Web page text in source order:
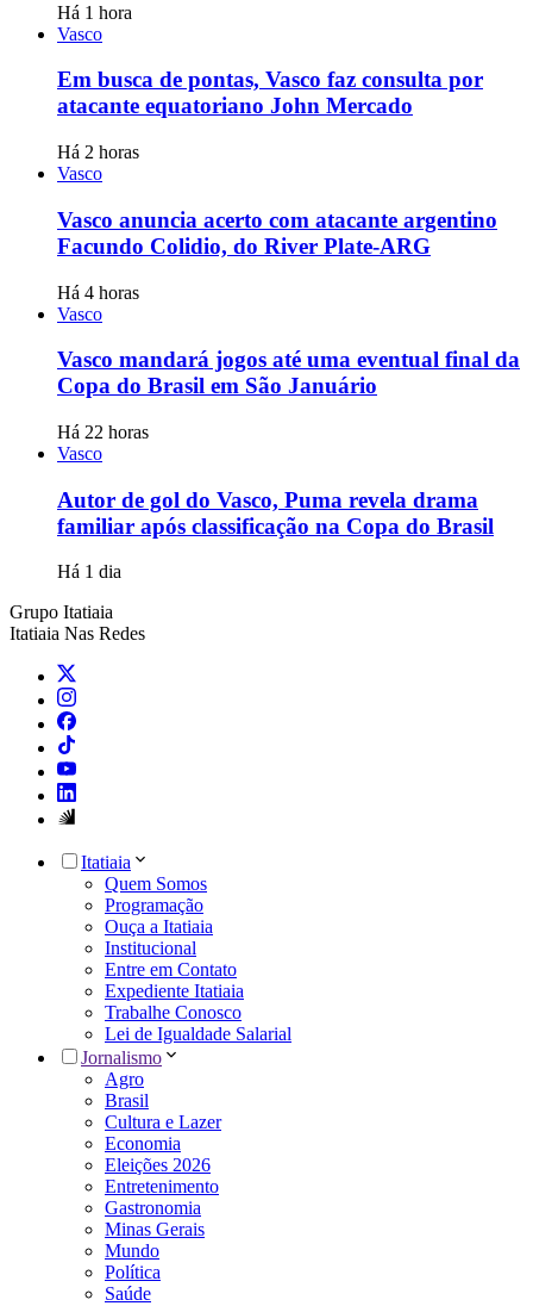
Há 1 hora
Vasco
Em busca de pontas, Vasco faz consulta por
atacante equatoriano John Mercado
Há 2 horas
Vasco
Vasco anuncia acerto com atacante argentino
Facundo Colidio, do River Plate-ARG
Há 4 horas
Vasco
Vasco mandará jogos até uma eventual final da
Copa do Brasil em São Januário
Há 22 horas
Vasco
Autor de gol do Vasco, Puma revela drama
familiar após classificação na Copa do Brasil
Há 1 dia
Grupo Itatiaia
Itatiaia Nas Redes
Itatiaia
Quem Somos
Programação
Ouça a Itatiaia
Institucional
Entre em Contato
Expediente Itatiaia
Trabalhe Conosco
Lei de Igualdade Salarial
Jornalismo
Agro
Brasil
Cultura e Lazer
Economia
Eleições 2026
Entretenimento
Gastronomia
Minas Gerais
Mundo
Política
Saúde